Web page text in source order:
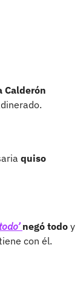
Calderón
quiso
negó todo y
con él.